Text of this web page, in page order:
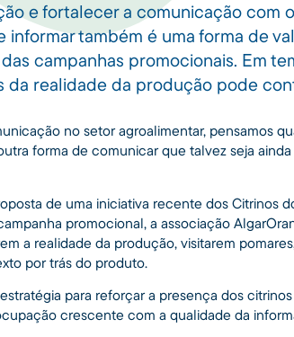
e fortalecer a comunicação com
informar também é uma forma de
campanhas promocionais. Em
da realidade da produção pode
no setor agroalimentar, pensamos
forma de comunicar que talvez seja
de uma iniciativa recente dos Citrinos
promocional, a associação
a realidade da produção, visitarem
por trás do produto.
para reforçar a presença dos
crescente com a qualidade da